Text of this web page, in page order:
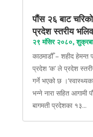
पौंस २६ बाट
प्रदेश स्तरीय
२९ मंसिर २०८०,
काठमाडौँ – शहीद हेमन्त
प्रदेश ‘क’ ले प्रदेश
गर्ने भएको छ
भन्ने नारा सहित आगामी
बागमती प्रदेशका १३...